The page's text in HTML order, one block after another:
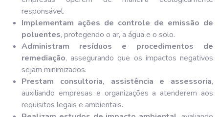
responsável.
Implementam ações de controle de emissão de
poluentes, protegendo o ar, a água e o solo.
Administram resíduos e procedimentos de
remediação, assegurando que os impactos negativos
sejam minimizados.
Prestam consultoria, assistência e assessoria,
auxiliando empresas e organizações a atenderem aos
requisitos legais e ambientais.